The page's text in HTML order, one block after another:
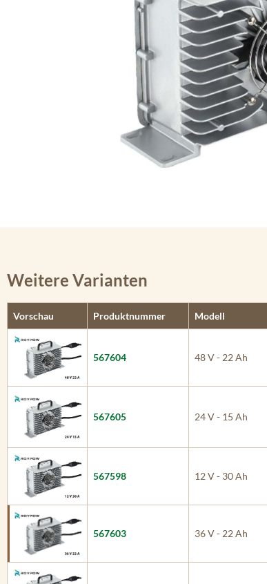
Weitere Varianten
Vorschau Produktnummer Modell
567604 48 V - 22 Ah
567605 24 V - 15 Ah
567598 12 V - 30 Ah
567603 36 V - 22 Ah